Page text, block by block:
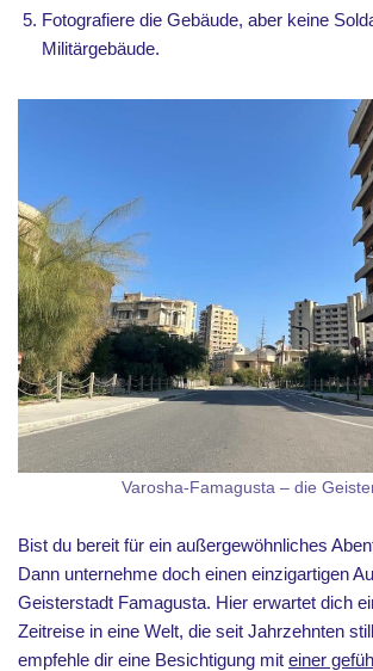
Fotografiere die Gebäude, aber keine
Militärgebäude.
Varosha-Famagusta – die
Bist du bereit für ein außergewöhnliches
Dann unternehme doch einen einzigartigen
Geisterstadt Famagusta. Hier erwartet dich
Zeitreise in eine Welt, die seit Jahrzehnten
empfehle dir eine Besichtigung mit einer